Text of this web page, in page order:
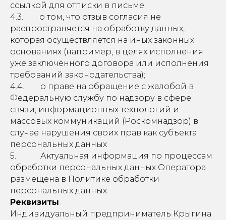
ссылкой для отписки в письме;
4.3. о том, что отзыв согласия не
распространяется на обработку данных,
которая осуществляется на иных законных
основаниях (например, в целях исполнения
уже заключённого договора или исполнения
требований законодательства);
4.4. о праве на обращение с жалобой в
Федеральную службу по надзору в сфере
связи, информационных технологий и
массовых коммуникаций (Роскомнадзор) в
случае нарушения своих прав как субъекта
персональных данных
5. Актуальная информация по процессам
обработки персональных данных Оператора
размещена в Политике обработки
персональных данных.
Реквизиты
Индивидуальный предприниматель Крыгина